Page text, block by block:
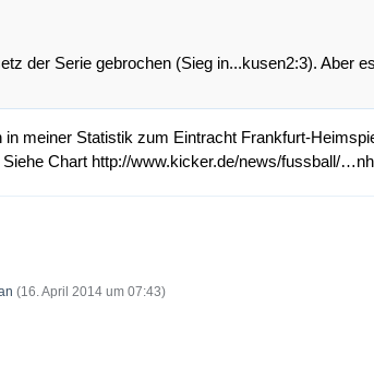
der Serie gebrochen (Sieg in...kusen2:3). Aber
meiner Statistik zum Eintracht Frankfurt-
Chart http://www.kicker.de/news/fussball/
(16. April 2014 um 07:43)